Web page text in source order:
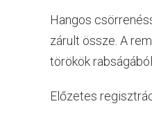
Hangos
zárult össze. A
törökök
Előzetes